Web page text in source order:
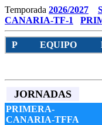
Temporada 2026/2027
CANARIA-TF-1
P EQUIPO
JORNADAS
PRIMERA-
CANARIA-TFFA